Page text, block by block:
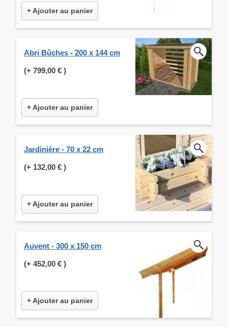
+ Ajouter au panier
Abri Bûches - 200 x 144 cm
(+ 799,00 € )
+ Ajouter au panier
Jardinière - 70 x 22 cm
(+ 132,00 € )
+ Ajouter au panier
Auvent - 300 x 150 cm
(+ 452,00 € )
+ Ajouter au panier